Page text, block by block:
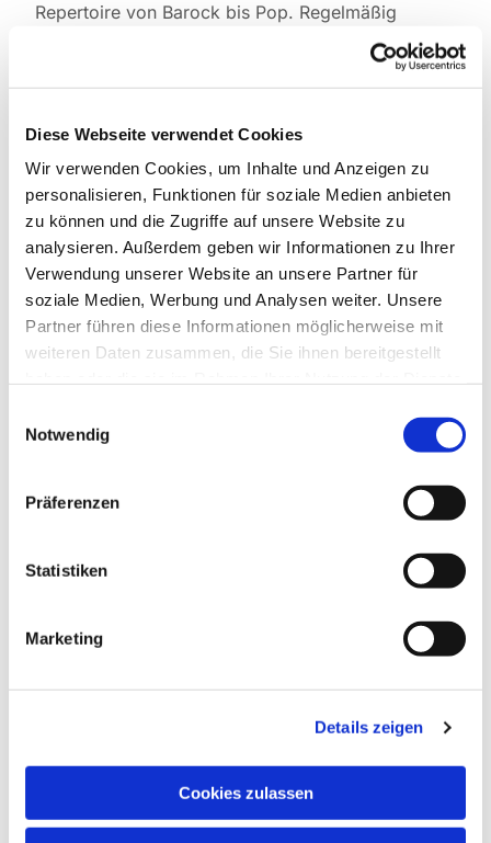
Diese Webseite verwendet Cookies
Wir verwenden Cookies, um Inhalte und Anzeigen zu
personalisieren, Funktionen für soziale Medien anbieten
zu können und die Zugriffe auf unsere Website zu
analysieren. Außerdem geben wir Informationen zu Ihrer
Verwendung unserer Website an unsere Partner für
soziale Medien, Werbung und Analysen weiter. Unsere
Partner führen diese Informationen möglicherweise mit
weiteren Daten zusammen, die Sie ihnen bereitgestellt
Notwendig
Präferenzen
Statistiken
Marketing
Details zeigen
Cookies zulassen
Repertoire von Barock bis Pop. Regelmäßig
bereichert er unsere Festgottesdienste, aber auch
Gemeindefeste wie den Basar oder St. Martin.
Kontakt :Clemens Mai, Telefon 0171 5445076
Proben: dienstags, 19.00 bis 20.30 Uhr, im
Grünen Saal, Kita Hindenburgdamm/oben
Dies könnte Sie auch